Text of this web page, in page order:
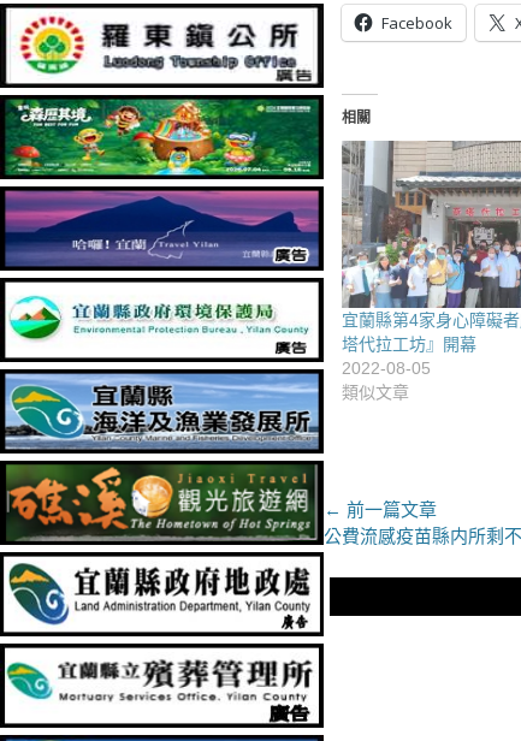
Facebook
相關
宜蘭縣第4家身心障礙
塔代拉工坊』開幕
2022-08-05
類似文章
文
章
覽
← 前一篇文章
上
文
章：
公費流感疫苗縣内所剩